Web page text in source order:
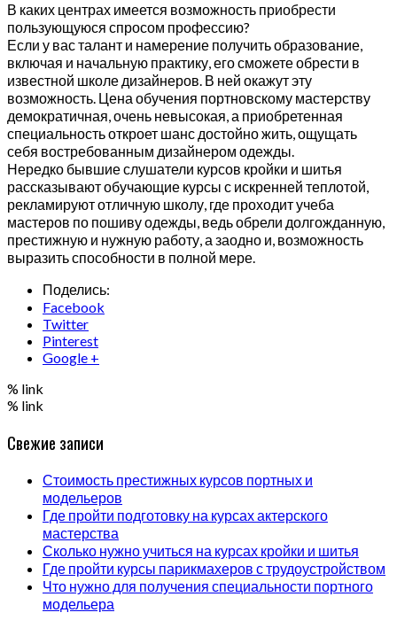
В каких центрах имеется возможность приобрести
пользующуюся спросом профессию?
Если у вас талант и намерение получить образование,
включая и начальную практику, его сможете обрести в
известной школе дизайнеров. В ней окажут эту
возможность. Цена обучения портновскому мастерству
демократичная, очень невысокая, а приобретенная
специальность откроет шанс достойно жить, ощущать
себя востребованным дизайнером одежды.
Нередко бывшие слушатели курсов кройки и шитья
рассказывают обучающие курсы с искренней теплотой,
рекламируют отличную школу, где проходит учеба
мастеров по пошиву одежды, ведь обрели долгожданную,
престижную и нужную работу, а заодно и, возможность
выразить способности в полной мере.
Поделись:
Facebook
Twitter
Pinterest
Google +
% link
% link
Свежие записи
Стоимость престижных курсов портных и
модельеров
Где пройти подготовку на курсах актерского
мастерства
Сколько нужно учиться на курсах кройки и шитья
Где пройти курсы парикмахеров с трудоустройством
Что нужно для получения специальности портного
модельера